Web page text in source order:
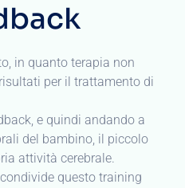
in quanto terapia non
per il trattamento di
e quindi andando a
del bambino, il piccolo
attività cerebrale.
questo training